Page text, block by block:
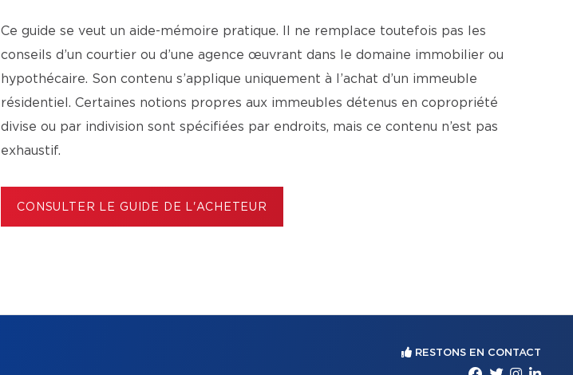
Ce guide se veut un aide-mémoire pratique. Il ne remplace toutefois pas les
conseils d’un courtier ou d’une agence œuvrant dans le domaine immobilier ou
hypothécaire. Son contenu s’applique uniquement à l’achat d’un immeuble
résidentiel. Certaines notions propres aux immeubles détenus en copropriété
divise ou par indivision sont spécifiées par endroits, mais ce contenu n’est pas
exhaustif.
CONSULTER LE GUIDE DE L'ACHETEUR
RESTONS EN CONTACT